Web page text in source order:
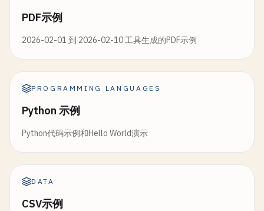
PDF示例
2026-02-01 到 2026-02-10 工具生成的PDF示例
PROGRAMMING LANGUAGES
Python 示例
Python代码示例和Hello World演示
DATA
CSV示例